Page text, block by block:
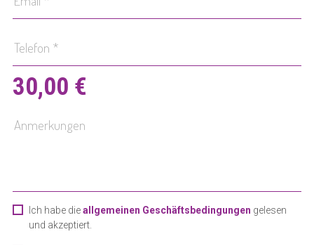
30,00 €
Ich habe dieallgemeinen Geschäftsbedingungen gelesen
und akzeptiert.